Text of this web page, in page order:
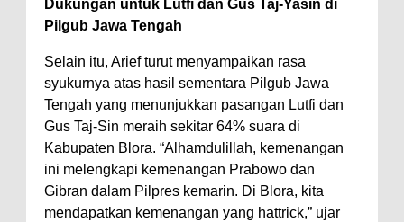
Dukungan untuk Lutfi dan Gus Taj-Yasin di
Pilgub Jawa Tengah
Selain itu, Arief turut menyampaikan rasa
syukurnya atas hasil sementara Pilgub Jawa
Tengah yang menunjukkan pasangan Lutfi dan
Gus Taj-Sin meraih sekitar 64% suara di
Kabupaten Blora. “Alhamdulillah, kemenangan
ini melengkapi kemenangan Prabowo dan
Gibran dalam Pilpres kemarin. Di Blora, kita
mendapatkan kemenangan yang hattrick,” ujar